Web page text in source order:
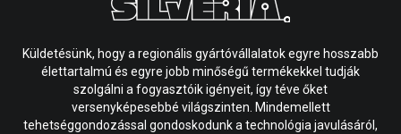
Küldetésünk, hogy a regionális gyártóvállalatok egyre hosszabb
élettartalmú és egyre jobb minőségű termékekkel tudják
szolgálni a fogyasztóik igényeit, így téve őket
versenyképesebbé világszinten. Mindemellett
tehetséggondozással gondoskodunk a technológia javulásáról,